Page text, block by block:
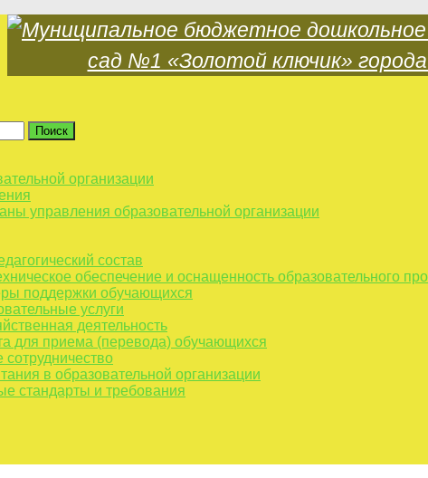
организации
управления образовательной организации
состав
обеспечение и оснащенность образовательного
поддержки обучающихся
услуги
деятельность
для приема (перевода) обучающихся
в образовательной организации
стандарты и требования